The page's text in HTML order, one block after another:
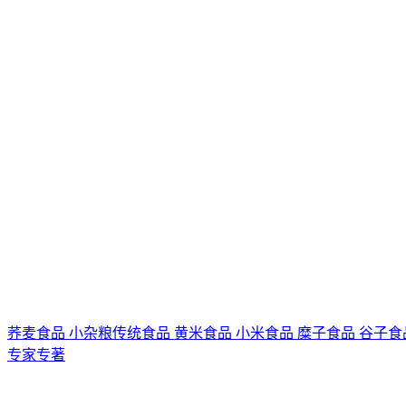
荞麦食品 小杂粮传统食品 黄米食品 小米食品 糜子食品 谷子食
专家专著